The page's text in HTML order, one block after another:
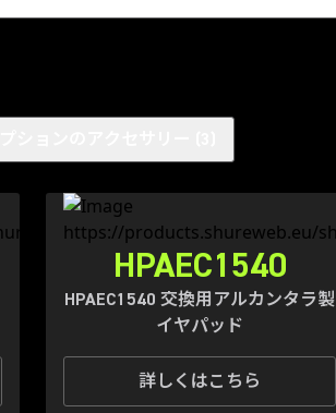
HPAEC1540
HPAEC1540 交換用アルカンタラ製
イヤパッド
詳しくはこちら